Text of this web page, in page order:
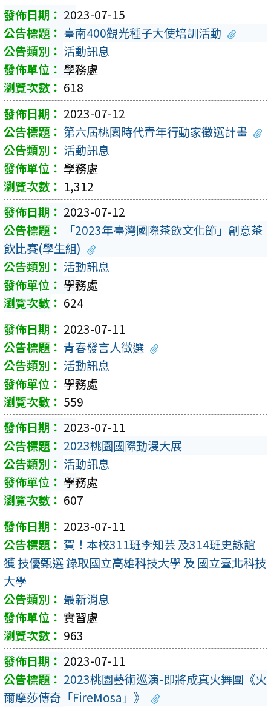
2023-07-15
臺南400觀光種子大使培訓活動
活動訊息
學務處
618
2023-07-12
第六屆桃園時代青年行動家徵選計畫
活動訊息
學務處
1,312
2023-07-12
「2023年臺灣國際茶飲文化節」創意茶
飲比賽(學生組)
活動訊息
學務處
624
2023-07-11
青春發言人徵選
活動訊息
學務處
559
2023-07-11
2023桃園國際動漫大展
活動訊息
學務處
607
2023-07-11
賀！本校311班李知芸 及314班史詠誼
獲 技優甄選 錄取國立高雄科技大學 及 國立臺北科技
大學
最新消息
實習處
963
2023-07-11
2023桃園藝術巡演-即將成真火舞團《火
爾摩莎傳奇「FireMosa」》